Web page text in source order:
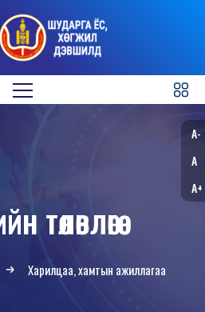
Харилцаа, хамтын ажиллагаа
A-
A
A+